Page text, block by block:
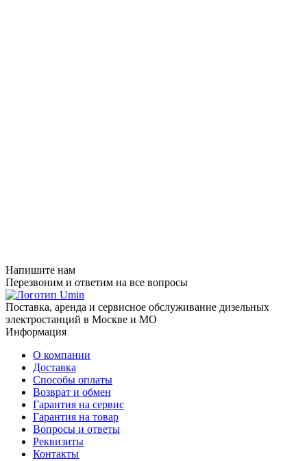
Напишите нам
Перезвоним и ответим на все вопросы
Поставка, аренда и сервисное обслуживание дизельных
электростанций в Москве и МО
Информация
О компании
Доставка
Способы оплаты
Возврат и обмен
Гарантия на сервис
Гарантия на товар
Вопросы и ответы
Реквизиты
Контакты